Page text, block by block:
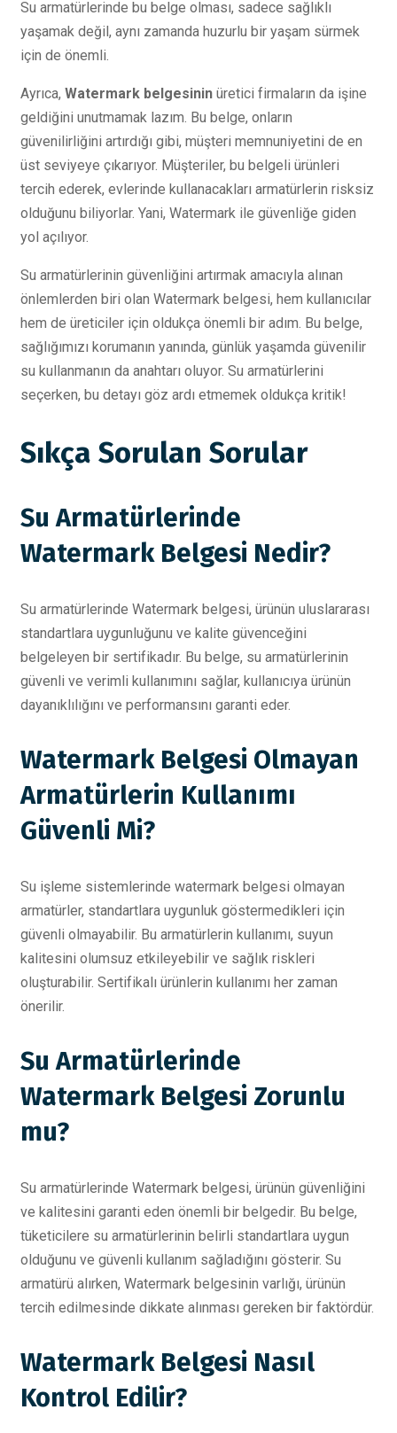
Su armatürlerinde bu belge olması, sadece sağlıklı
yaşamak değil, aynı zamanda huzurlu bir yaşam sürmek
için de önemli.
Ayrıca, Watermark belgesinin üretici firmaların da işine
geldiğini unutmamak lazım. Bu belge, onların
güvenilirliğini artırdığı gibi, müşteri memnuniyetini de en
üst seviyeye çıkarıyor. Müşteriler, bu belgeli ürünleri
tercih ederek, evlerinde kullanacakları armatürlerin risksiz
olduğunu biliyorlar. Yani, Watermark ile güvenliğe giden
yol açılıyor.
Su armatürlerinin güvenliğini artırmak amacıyla alınan
önlemlerden biri olan Watermark belgesi, hem kullanıcılar
hem de üreticiler için oldukça önemli bir adım. Bu belge,
sağlığımızı korumanın yanında, günlük yaşamda güvenilir
su kullanmanın da anahtarı oluyor. Su armatürlerini
seçerken, bu detayı göz ardı etmemek oldukça kritik!
Sıkça Sorulan Sorular
Su Armatürlerinde
Watermark Belgesi Nedir?
Su armatürlerinde Watermark belgesi, ürünün uluslararası
standartlara uygunluğunu ve kalite güvenceğini
belgeleyen bir sertifikadır. Bu belge, su armatürlerinin
güvenli ve verimli kullanımını sağlar, kullanıcıya ürünün
dayanıklılığını ve performansını garanti eder.
Watermark Belgesi Olmayan
Armatürlerin Kullanımı
Güvenli Mi?
Su işleme sistemlerinde watermark belgesi olmayan
armatürler, standartlara uygunluk göstermedikleri için
güvenli olmayabilir. Bu armatürlerin kullanımı, suyun
kalitesini olumsuz etkileyebilir ve sağlık riskleri
oluşturabilir. Sertifikalı ürünlerin kullanımı her zaman
önerilir.
Su Armatürlerinde
Watermark Belgesi Zorunlu
mu?
Su armatürlerinde Watermark belgesi, ürünün güvenliğini
ve kalitesini garanti eden önemli bir belgedir. Bu belge,
tüketicilere su armatürlerinin belirli standartlara uygun
olduğunu ve güvenli kullanım sağladığını gösterir. Su
armatürü alırken, Watermark belgesinin varlığı, ürünün
tercih edilmesinde dikkate alınması gereken bir faktördür.
Watermark Belgesi Nasıl
Kontrol Edilir?